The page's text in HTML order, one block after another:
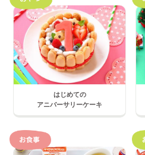
はじめての
アニバーサリーケーキ